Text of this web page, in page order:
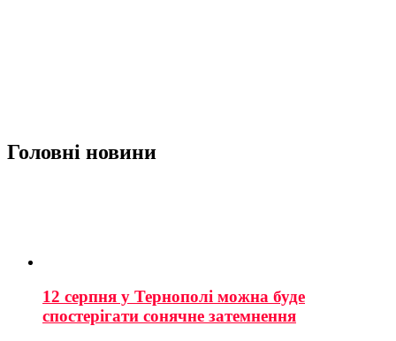
Головні новини
12 серпня у Тернополі можна буде
спостерігати сонячне затемнення